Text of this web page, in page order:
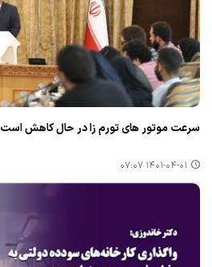
سرعت موتور های تورم زا در حال كاهش است
۱۴۰۱-۰۴-۰۱ ۰۷:۰۷